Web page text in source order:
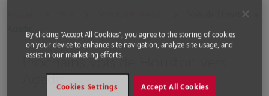
Vols de Houston a
Prochains Vols de Houston vers
Agadir
Aucun tarif trouvé pour les options populaires
By clicking “Accept All Cookies”, you agree to the storing of cookies
on your device to enhance site navigation, analyze site usage, and
assist in our marketing efforts.
Accept All Cookies
Cookies Settings